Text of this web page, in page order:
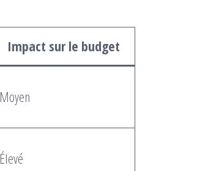
Impact sur le budget
Moyen
Élevé